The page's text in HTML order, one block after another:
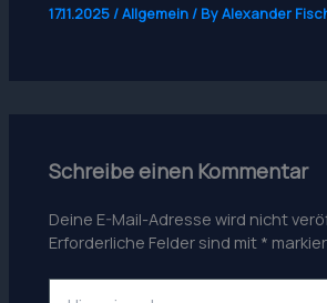
17.11.2025/Allgemein/ ByAlexander
Schreibe einen Kommentar
Deine E-Mail-Adresse wird nicht
Erforderliche Felder sind mit *